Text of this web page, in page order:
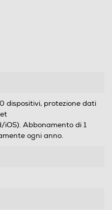
dispositivi, protezione dati
Abbonamento di 1
ogni anno.